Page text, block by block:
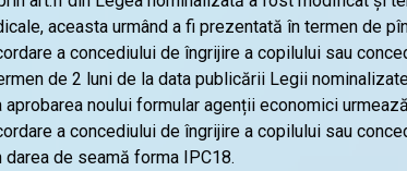
aceasta urmând a fi prezentată în termen de
a concediului de îngrijire a copilului sau
de 2 luni de la data publicării Legii
aprobarea noului formular agenții economici
a concediului de îngrijire a copilului sau
darea de seamă forma IPC18.